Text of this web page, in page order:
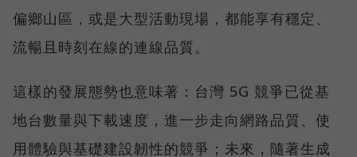
偏鄉山區，或是大型活動現場，都能享有穩定、
流暢且時刻在線的連線品質。
這樣的發展態勢也意味著：台灣 5G 競爭已從基
地台數量與下載速度，進一步走向網路品質、使
用體驗與基礎建設韌性的競爭；未來，隨著生成